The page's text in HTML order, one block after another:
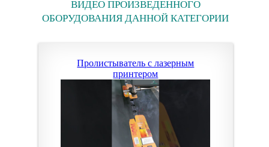
ВИДЕО ПРОИЗВЕДЕННОГО
ОБОРУДОВАНИЯ ДАННОЙ КАТЕГОРИИ
Пролистыватель с лазерным
принтером